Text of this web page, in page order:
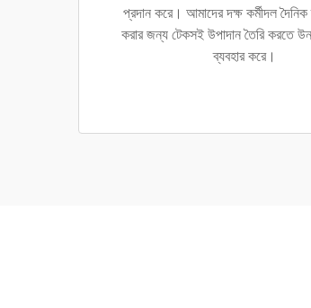
প্রদান করে। আমাদের দক্ষ কর্মীদল দৈনিক
করার জন্য টেকসই উপাদান তৈরি করতে
ব্যবহার করে।